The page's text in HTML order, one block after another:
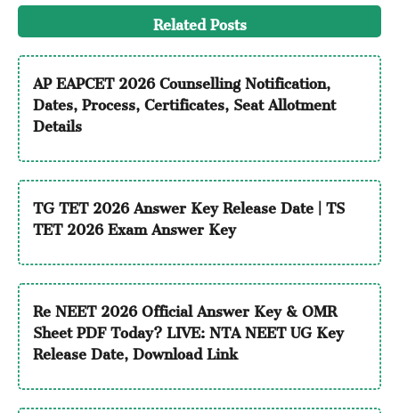
Related Posts
AP EAPCET 2026 Counselling Notification,
Dates, Process, Certificates, Seat Allotment
Details
TG TET 2026 Answer Key Release Date | TS
TET 2026 Exam Answer Key
Re NEET 2026 Official Answer Key & OMR
Sheet PDF Today? LIVE: NTA NEET UG Key
Release Date, Download Link